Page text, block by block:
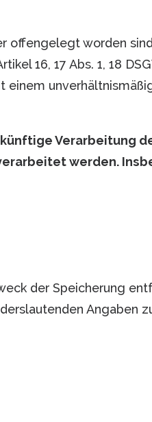
offengelegt worden
16, 17 Abs. 1, 18
einem
Verarbeitung
werden.
der Speicherung
Angaben